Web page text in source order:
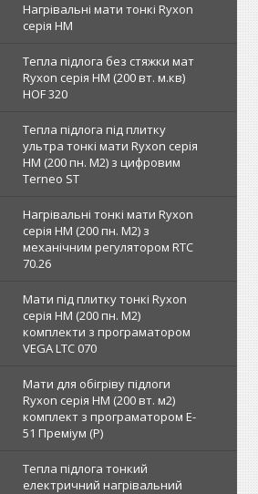
Нагрівальні мати тонкі Ryxon
серія НМ
Тепла підлога без стяжки мат
Ryxon серія НМ (200 вт. м.кв)
HOF 320
Тепла підлога під плитку
ультра тонкі мати Ryxon серія
НМ (200 пн. М2) з цифровим
Terneo ST
Нагрівальні тонкі мати Ryxon
серія НМ (200 пн. М2) з
механічним регулятором RTC
70.26
Мати під плитку тонкі Ryxon
серія НМ (200 пн. М2)
комплекти з програматором
VEGA LTC 070
Мати для обігріву підлоги
Ryxon серія НМ (200 вт. м2)
комплект з програматором E-
51 Преміум (Р)
Тепла підлога тонкий
електричний нагрівальний